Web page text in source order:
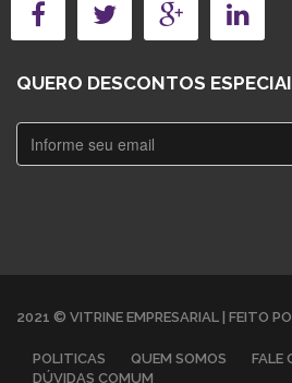
QUERO DESCONTOS
2021 © VITRINE EMPRESARIAL | FEITO
POLITICAS QUEM SOMOS
FALE
DÚVIDAS COMUM